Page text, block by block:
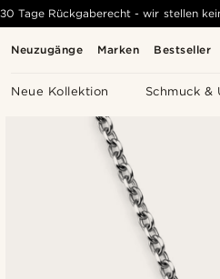
Neuzugänge Marken Bestseller
Neue Kollektion Schmuck &
30 Tage Rückgaberecht - wir stellen